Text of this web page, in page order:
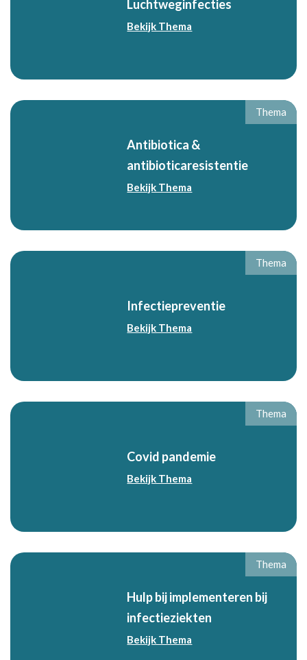
Luchtweginfecties
Bekijk Thema
Antibiotica &
antibioticaresistentie
Bekijk Thema
Thema
Infectiepreventie
Bekijk Thema
Thema
Covid pandemie
Bekijk Thema
Thema
Hulp bij implementeren bij
infectieziekten
Bekijk Thema
Thema